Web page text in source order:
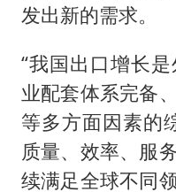
发出新的需求。
“我国出口增长
业配套体系完备
等多方面因素的
质量、效率、服
续满足全球不同